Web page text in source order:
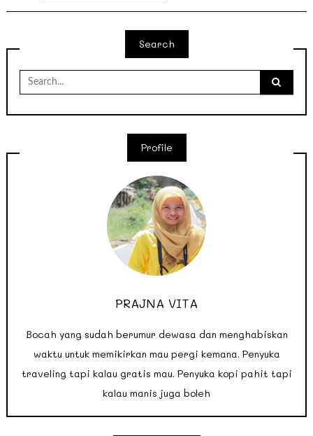
Search
Search
for:
Profile
PRAJNA VITA
Bocah yang sudah berumur dewasa dan menghabiskan
waktu untuk memikirkan mau pergi kemana. Penyuka
traveling tapi kalau gratis mau. Penyuka kopi pahit tapi
kalau manis juga boleh